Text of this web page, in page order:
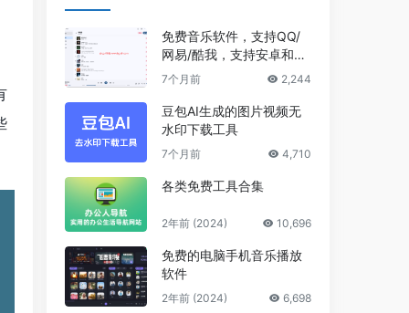
免费音乐软件，支持QQ/
网易/酷我，支持安卓和Wi
ndows平台
7个月前 2,244
豆包AI生成的图片视频无
水印下载工具
7个月前 4,710
各类免费工具合集
2年前 (2024) 10,696
免费的电脑手机音乐播放
软件
2年前 (2024) 6,698